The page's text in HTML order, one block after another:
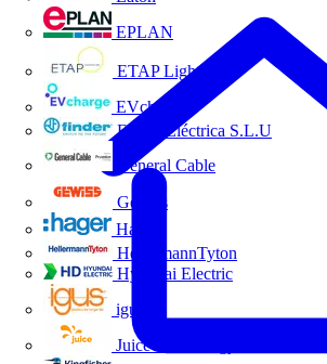
EPLAN
ETAP Lighting
EVcharge
Finder Eléctrica S.L.U
General Cable
Gewiss
Hager
HellermannTyton
Hyundai Electric
igus
Juice Technology